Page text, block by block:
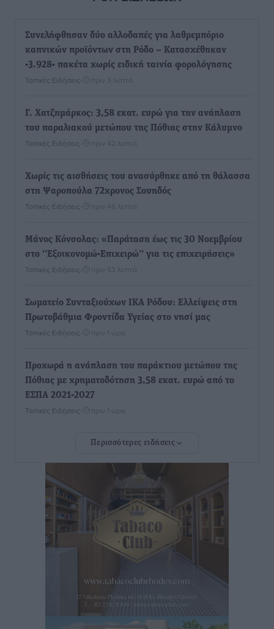
Συνελήφθησαν δύο αλλοδαπές για λαθρεμπόριο
καπνικών προϊόντων στη Ρόδο – Κατασχέθηκαν
-3.928- πακέτα χωρίς ειδική ταινία φορολόγησης
Τοπικές Ειδήσεις πριν 3 λεπτά
Γ. Χατζημάρκος: 3,58 εκατ. ευρώ για την ανάπλαση
του παραλιακού μετώπου της Πόθιας στην Κάλυμνο
Τοπικές Ειδήσεις πριν 42 λεπτά
Χωρίς τις αισθήσεις του ανασύρθηκε από τη θάλασσα
στη Ψαροπούλα 72χρονος Σουηδός
Τοπικές Ειδήσεις πριν 46 λεπτά
Μάνος Κόνσολας: «Παράταση έως τις 30 Νοεμβρίου
στο ‘’Εξοικονομώ-Επιχειρώ’’ για τις επιχειρήσεις»
Τοπικές Ειδήσεις πριν 53 λεπτά
Σωματείο Συνταξιούχων ΙΚΑ Ρόδου: Ελλείψεις στη
Πρωτοβάθμια Φροντίδα Υγείας στο νησί μας
Τοπικές Ειδήσεις πριν 1 ώρα
Προχωρά η ανάπλαση του παράκτιου μετώπου της
Πόθιας με χρηματοδότηση 3,58 εκατ. ευρώ από το
ΕΣΠΑ 2021-2027
Τοπικές Ειδήσεις πριν 1 ώρα
Την Παρασκευή 21 Αυγούστου η τελετή εγκαινίων
Γενναδίου παρουσία του Άδωνι Γεωργιάδη
Τοπικές Ειδήσεις πριν 2 ώρες
Στη Λέρο ο πρόεδρος του ΠΑΣΟΚ Νίκος Ανδρουλάκης
Τοπικές Ειδήσεις πριν 2 ώρες
Στα 2-2,35 GW ο στόχος για τα πρώτα υπεράκτια
αιολικά πάρκα που θα λειτουργήσουν στη χώρα μας
πριν 3 ώρες
Περισσότερες ειδήσεις